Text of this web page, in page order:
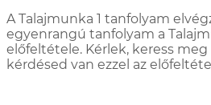
A Talajmunka 1 tanfolyam
egyenrangú tanfolyam a
előfeltétele. Kérlek, keress
kérdésed van ezzel az